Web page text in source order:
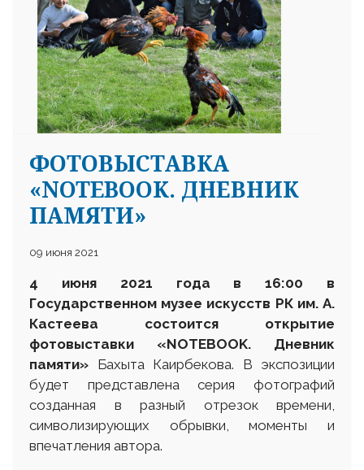
ФОТОВЫСТАВКА
«NOTEBOOK. ДНЕВНИК
ПАМЯТИ»
09 июня 2021
4 июня 2021 года в 16:00 в
Государственном музее искусств РК им. А.
Кастеева состоится открытие
фотовыставки «NOTEBOOK. Дневник
памяти» Бахыта Каирбекова. В экспозиции
будет представлена серия фотографий
созданная в разный отрезок времени,
символизирующих обрывки, моменты и
впечатления автора.